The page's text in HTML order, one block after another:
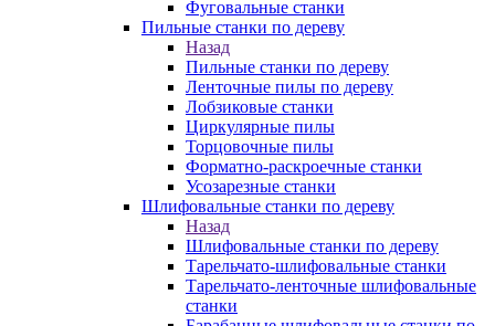
Фуговальные станки
Пильные станки по дереву
Назад
Пильные станки по дереву
Ленточные пилы по дереву
Лобзиковые станки
Циркулярные пилы
Торцовочные пилы
Форматно-раскроечные станки
Усозарезные станки
Шлифовальные станки по дереву
Назад
Шлифовальные станки по дереву
Тарельчато-шлифовальные станки
Тарельчато-ленточные шлифовальные
станки